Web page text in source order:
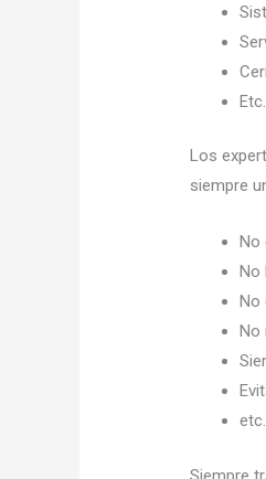
Etc.
Los
siempre
No
No
No
No
etc.